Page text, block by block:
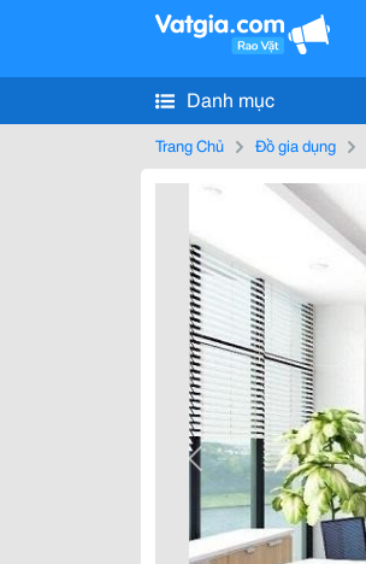
Danh mục
Trang Chủ Đồ gia dụng